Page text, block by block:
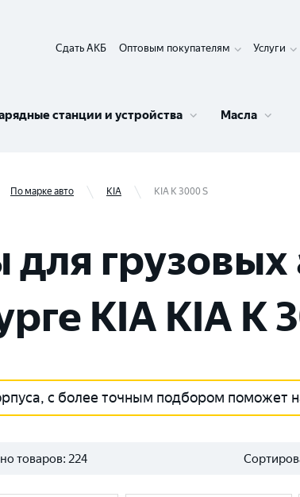
Сдать АКБ Оптовым покупателям Услуги
станции и устройства Масла
По марке авто KIA KIA K 3000 S
KIA KIA K
с более точным подбором поможет
товаров: 224